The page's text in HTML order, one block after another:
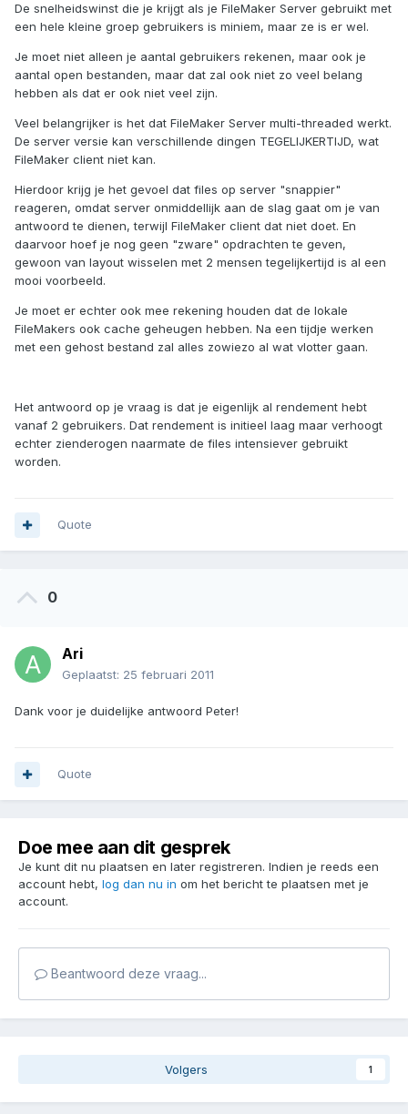
De snelheidswinst die je krijgt als je FileMaker Server gebruikt met
een hele kleine groep gebruikers is miniem, maar ze is er wel.
Je moet niet alleen je aantal gebruikers rekenen, maar ook je
aantal open bestanden, maar dat zal ook niet zo veel belang
hebben als dat er ook niet veel zijn.
Veel belangrijker is het dat FileMaker Server multi-threaded werkt.
De server versie kan verschillende dingen TEGELIJKERTIJD, wat
FileMaker client niet kan.
Hierdoor krijg je het gevoel dat files op server "snappier"
reageren, omdat server onmiddellijk aan de slag gaat om je van
antwoord te dienen, terwijl FileMaker client dat niet doet. En
daarvoor hoef je nog geen "zware" opdrachten te geven,
gewoon van layout wisselen met 2 mensen tegelijkertijd is al een
mooi voorbeeld.
Je moet er echter ook mee rekening houden dat de lokale
FileMakers ook cache geheugen hebben. Na een tijdje werken
met een gehost bestand zal alles zowiezo al wat vlotter gaan.
Het antwoord op je vraag is dat je eigenlijk al rendement hebt
vanaf 2 gebruikers. Dat rendement is initieel laag maar verhoogt
echter zienderogen naarmate de files intensiever gebruikt
worden.
Quote
0
Ari
Geplaatst: 25 februari 2011
Dank voor je duidelijke antwoord Peter!
Quote
Doe mee aan dit gesprek
Je kunt dit nu plaatsen en later registreren. Indien je reeds een
account hebt, log dan nu in om het bericht te plaatsen met je
account.
Beantwoord deze vraag...
Volgers 1